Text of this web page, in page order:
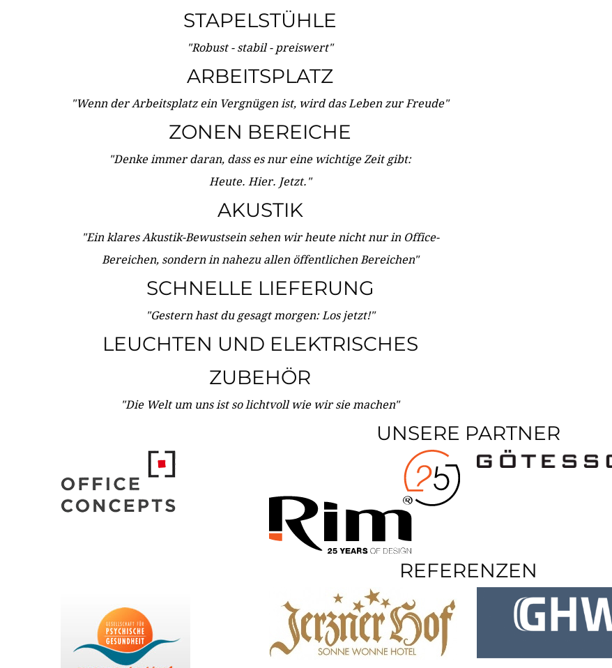
STAPELSTÜHLE
"Robust - stabil - preiswert"
ARBEITSPLATZ
"Wenn der Arbeitsplatz ein Vergnügen ist, wird das Leben zur Freude"
ZONEN BEREICHE
"Denke immer daran, dass es nur eine wichtige Zeit gibt:
Heute. Hier. Jetzt."
AKUSTIK
"Ein klares Akustik-Bewustsein sehen wir heute nicht nur in Office-
Bereichen, sondern in nahezu allen öffentlichen Bereichen"
SCHNELLE LIEFERUNG
"Gestern hast du gesagt morgen: Los jetzt!"
LEUCHTEN UND ELEKTRISCHES
ZUBEHÖR
"Die Welt um uns ist so lichtvoll wie wir sie machen"
UNSERE PARTNER
REFERENZEN